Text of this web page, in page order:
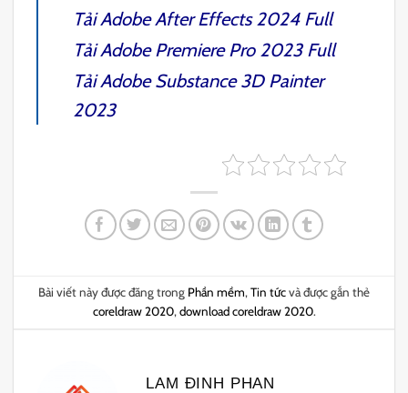
TảiAdobe After Effects 2024Full
TảiAdobe Premiere Pro 2023Full
TảiAdobe Substance 3D Painter
2023
Bài viết này được đăng trong Phần mềm, Tin tứcvà được gắn thẻ
coreldraw 2020, download coreldraw 2020.
LAM ĐINH PHAN